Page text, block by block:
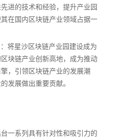
进的技术和经验，提升产业园
在国内区块链产业领域占据一
：将星沙区块链产业园建设成为
块链产业创新高地，成为推动
，引领区块链产业的发展潮
发展做出重要贡献。
一系列具有针对性和吸引力的